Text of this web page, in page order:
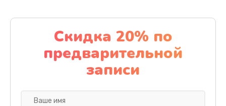
Скидка 20% по
предварительной
записи